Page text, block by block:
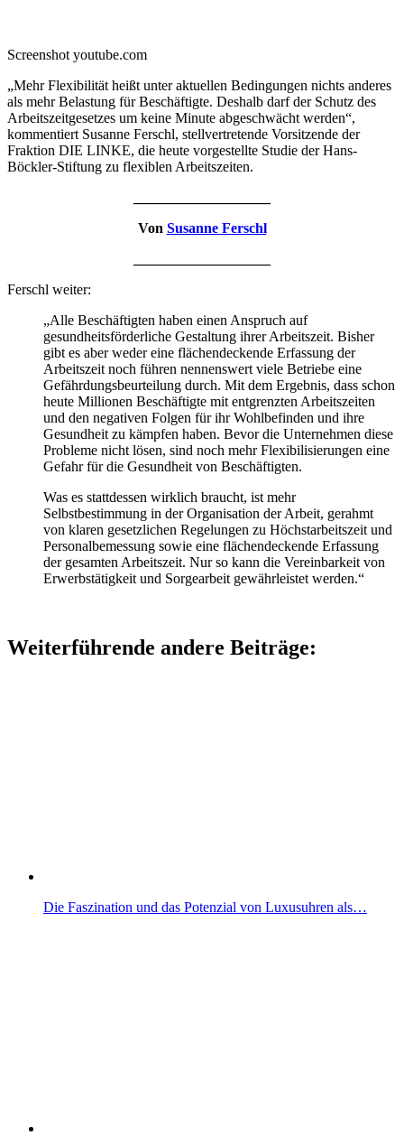
Screenshot youtube.com
„Mehr Flexibilität heißt unter aktuellen Bedingungen nichts anderes
als mehr Belastung für Beschäftigte. Deshalb darf der Schutz des
Arbeitszeitgesetzes um keine Minute abgeschwächt werden“,
kommentiert Susanne Ferschl, stellvertretende Vorsitzende der
Fraktion DIE LINKE, die heute vorgestellte Studie der Hans-
Böckler-Stiftung zu flexiblen Arbeitszeiten.
Von Susanne Ferschl
Ferschl weiter:
„Alle Beschäftigten haben einen Anspruch auf
gesundheitsförderliche Gestaltung ihrer Arbeitszeit. Bisher
gibt es aber weder eine flächendeckende Erfassung der
Arbeitszeit noch führen nennenswert viele Betriebe eine
Gefährdungsbeurteilung durch. Mit dem Ergebnis, dass schon
heute Millionen Beschäftigte mit entgrenzten Arbeitszeiten
und den negativen Folgen für ihr Wohlbefinden und ihre
Gesundheit zu kämpfen haben. Bevor die Unternehmen diese
Probleme nicht lösen, sind noch mehr Flexibilisierungen eine
Gefahr für die Gesundheit von Beschäftigten.
Was es stattdessen wirklich braucht, ist mehr
Selbstbestimmung in der Organisation der Arbeit, gerahmt
von klaren gesetzlichen Regelungen zu Höchstarbeitszeit und
Personalbemessung sowie eine flächendeckende Erfassung
der gesamten Arbeitszeit. Nur so kann die Vereinbarkeit von
Erwerbstätigkeit und Sorgearbeit gewährleistet werden.“
Weiterführende andere Beiträge:
Die Faszination und das Potenzial von Luxusuhren als…